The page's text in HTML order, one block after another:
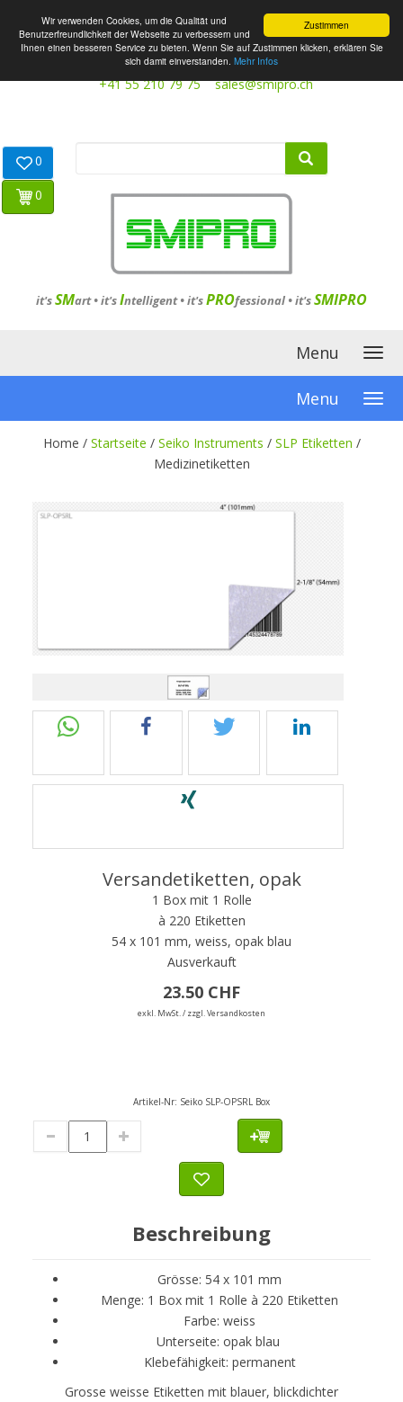
Zustimmen
Wir verwenden Cookies, um die Qualität und
Benutzerfreundlichkeit der Webseite zu verbessern und
Ihnen einen besseren Service zu bieten. Wenn Sie auf Zustimmen klicken, erklären Sie
sich damit einverstanden. Mehr Infos
+41 55 210 79 75 sales@smipro.ch
it'sSMart •it'sIntelligent•it'sPROfessional •it'sSMIPRO
0
0
Menu
Menu
Home / Startseite / Seiko Instruments / SLP Etiketten /
Medizinetiketten
Versandetiketten, opak
1 Box mit 1 Rolle
à 220 Etiketten
54 x 101 mm, weiss, opak blau
Ausverkauft
23.50 CHF
exkl. MwSt. / zzgl. Versandkosten
Artikel-Nr: Seiko SLP-OPSRL Box
Beschreibung
Grösse: 54 x 101 mm
Menge: 1 Box mit 1 Rolle à 220 Etiketten
Farbe: weiss
Unterseite: opak blau
Klebefähigkeit: permanent
Grosse weisse Etiketten mit blauer, blickdichter